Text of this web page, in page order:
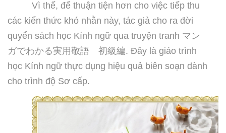
Vì thế, để thuận tiện hơn cho việc tiếp thu
các kiến thức khó nhằn này, tác giả cho ra đời
quyển sách học Kính ngữ qua truyện tranh マン
ガでわかる実用敬語 初級編. Đây là giáo trình
học Kính ngữ thực dụng hiệu quả biên soạn dành
cho trình độ Sơ cấp.